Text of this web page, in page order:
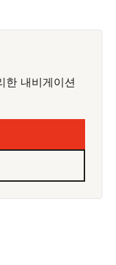
한 내비게이션